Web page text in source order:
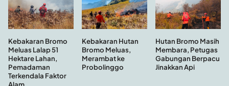
Kebakaran Bromo
Meluas Lalap 51
Hektare Lahan,
Pemadaman
Terkendala Faktor
Kebakaran Hutan
Bromo Meluas,
Merambat ke
Probolinggo
Hutan Bromo Masih
Membara, Petugas
Gabungan Berpacu
Jinakkan Api